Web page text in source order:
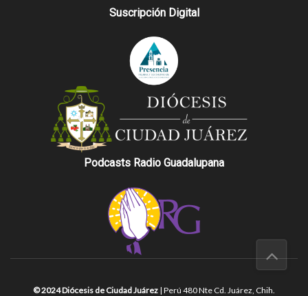
Suscripción Digital
Podcasts Radio Guadalupana
© 2024 Diócesis de Ciudad Juárez | Perú 480 Nte Cd. Juárez, Chih.